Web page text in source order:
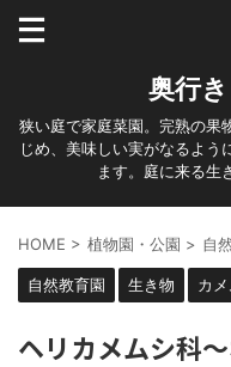
奥行
狭い庭で家庭菜園。完熟の果
じめ、美味しい実がなるよ
ます。庭に来る生
HOME > 植物園・公園 > 自
自然教育園 生き物 カ
ヘリカメムシ科